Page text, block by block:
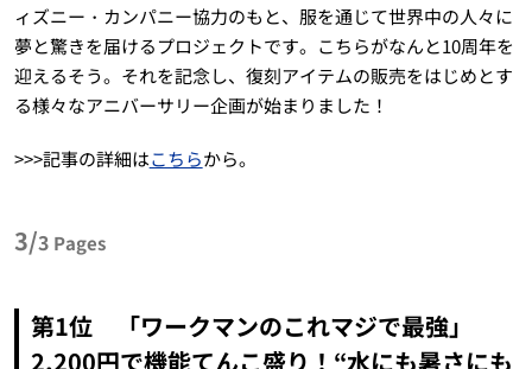
ィズニー・カンパニー協力のもと、服を通じて世界中の人々に
夢と驚きを届けるプロジェクトです。こちらがなんと10周年を
迎えるそう。それを記念し、復刻アイテムの販売をはじめとす
る様々なアニバーサリー企画が始まりました！
>>>記事の詳細はこちらから。
3/3 Pages
第1位 「ワークマンのこれマジで最強」
2,200円で機能てんこ盛り！“水にも暑さにも